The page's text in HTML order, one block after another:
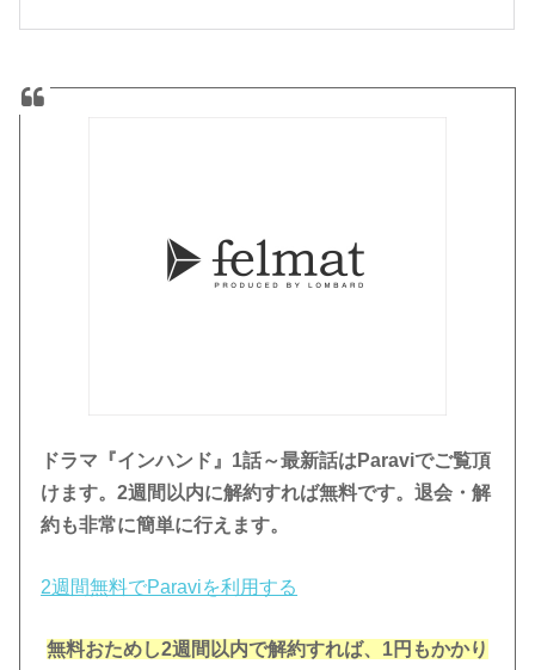
ドラマ『インハンド』1話～最新話はParaviでご覧頂
けます。2週間以内に解約すれば無料です。退会・解
約も非常に簡単に行えます。
2週間無料でParaviを利用する
無料おためし2週間 以内で解約すれば、1円もかかり